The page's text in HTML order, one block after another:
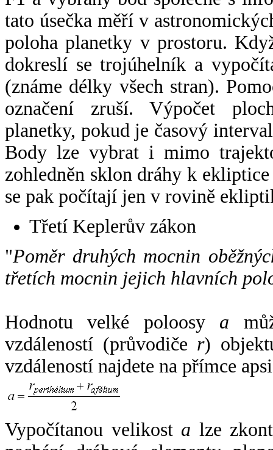
tato úsečka měří v
poloha planetky v prostoru.
dokreslí se trojúhelník a
(známe délky všech stran).
označení zruší. Výpočet
planetky, pokud je časový
Body lze vybrat i mimo
zohledněn sklon dráhy k
se pak počítají jen v rovině
Třetí Keplerův zákon
"Poměr druhých mocnin
třetích mocnin jejich hlavních
Hodnotu velké poloosy a
vzdáleností (průvodiče r)
vzdáleností najdete na přímce
Vypočítanou velikost a lze